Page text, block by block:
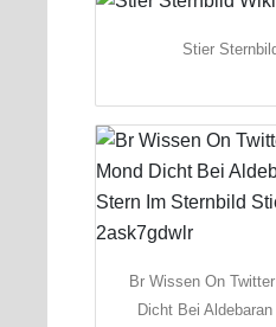
Stier
Br Wissen On
Dicht Bei